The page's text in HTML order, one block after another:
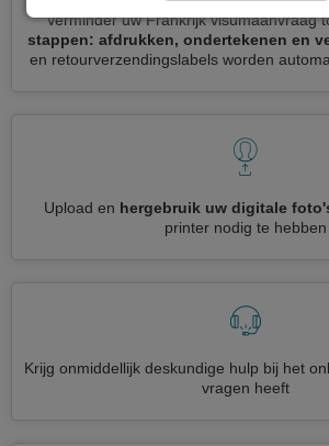
Verminder uw Frankrijk visumaanvraag
stappen: afdrukken, ondertekenen en
en retourverzendingslabels worden
Upload en hergebruik uw digitale
printer nodig te hebben
Krijg onmiddellijk deskundige hulp bij het
vragen heeft